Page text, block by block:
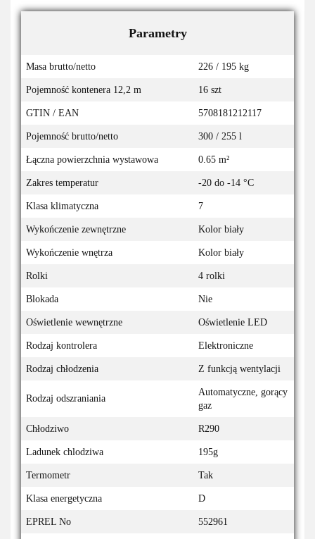
Parametry
Masa brutto/netto 226 / 195 kg
Pojemność kontenera 12,2 m 16 szt
GTIN / EAN 5708181212117
Pojemność brutto/netto 300 / 255 l
Łączna powierzchnia wystawowa 0.65 m²
Zakres temperatur -20 do -14 °C
Klasa klimatyczna 7
Wykończenie zewnętrzne Kolor biały
Wykończenie wnętrza Kolor biały
Rolki 4 rolki
Blokada Nie
Oświetlenie wewnętrzne Oświetlenie LED
Rodzaj kontrolera Elektroniczne
Rodzaj chłodzenia Z funkcją wentylacji
Rodzaj odszraniania
Automatyczne, gorący
gaz
Chłodziwo R290
Ladunek chlodziwa 195g
Termometr Tak
Klasa energetyczna D
EPREL No 552961